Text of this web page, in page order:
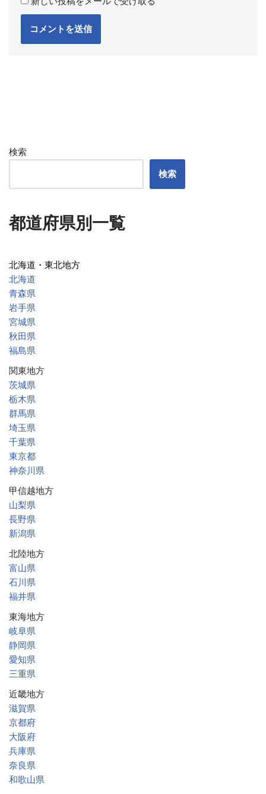
検索
検索
都道府県別一覧
北海道・東北地方
北海道
青森県
岩手県
宮城県
秋田県
福島県
関東地方
茨城県
栃木県
群馬県
埼玉県
千葉県
東京都
神奈川県
甲信越地方
山梨県
長野県
新潟県
北陸地方
富山県
石川県
福井県
東海地方
岐阜県
静岡県
愛知県
三重県
近畿地方
滋賀県
京都府
大阪府
兵庫県
奈良県
和歌山県